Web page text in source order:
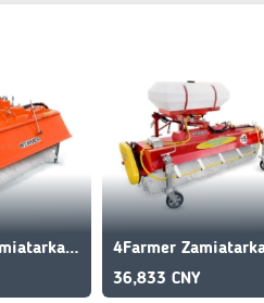
4Farmer Zamiatarka 120 cm do traktora z wkładem spiralnym
36,833 CNY